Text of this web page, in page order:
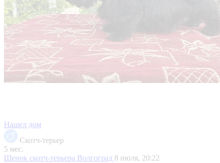
Нашел дом
Скотч-терьер
5 мес.
Щенок скотч-терьера Волгоград 8 июля, 20:22